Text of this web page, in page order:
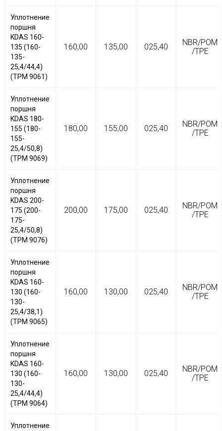
Уплотнение
поршня
KDAS 160-
135 (160-
135-
25,4/44,4)
(TPM 9061)
160,00 135,00 025,40
NBR/POM
/TPE
Уплотнение
поршня
KDAS 180-
155 (180-
155-
25,4/50,8)
(TPM 9069)
180,00 155,00 025,40
NBR/POM
/TPE
Уплотнение
поршня
KDAS 200-
175 (200-
175-
25,4/50,8)
(TPM 9076)
200,00 175,00 025,40
NBR/POM
/TPE
Уплотнение
поршня
KDAS 160-
130 (160-
130-
25,4/38,1)
(TPM 9065)
160,00 130,00 025,40
NBR/POM
/TPE
Уплотнение
поршня
KDAS 160-
130 (160-
130-
25,4/44,4)
(TPM 9064)
160,00 130,00 025,40
NBR/POM
/TPE
Уплотнение